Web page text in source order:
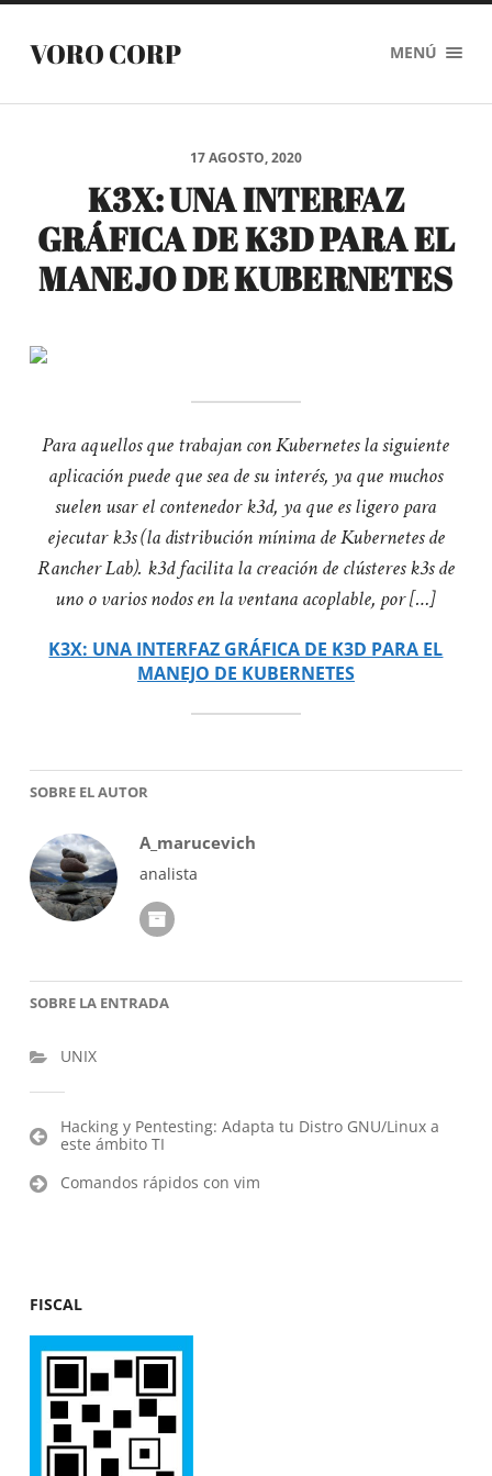
VORO CORP MENÚ
17 AGOSTO, 2020
K3X: UNA INTERFAZ
GRÁFICA DE K3D PARA EL
MANEJO DE KUBERNETES
Para aquellos que trabajan con Kubernetes la siguiente
aplicación puede que sea de su interés, ya que muchos
suelen usar el contenedor k3d, ya que es ligero para
ejecutar k3s (la distribución mínima de Kubernetes de
Rancher Lab). k3d facilita la creación de clústeres k3s de
uno o varios nodos en la ventana acoplable, por […]
K3X: UNA INTERFAZ GRÁFICA DE K3D PARA EL
MANEJO DE KUBERNETES
SOBRE EL AUTOR
A_marucevich
analista
SOBRE LA ENTRADA
UNIX
Navegación
de
entradas
Hacking y Pentesting: Adapta tu Distro GNU/Linux a
este ámbito TI
Comandos rápidos con vim
FISCAL